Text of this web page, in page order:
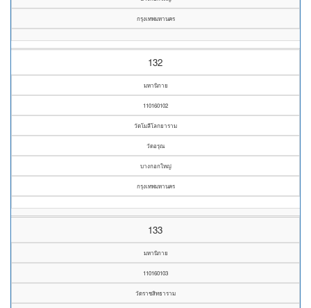
กรุงเทพมหานคร
132
มหานิกาย
110160102
วัดโมลีโลกยาราม
วัดอรุณ
บางกอกใหญ่
กรุงเทพมหานคร
133
มหานิกาย
110160103
วัดราชสิทธาราม